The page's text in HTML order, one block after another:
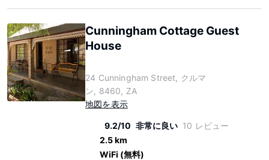
Cunningham Cottage Guest
House
24 Cunningham Street, クルマ
ン, 8460, ZA
地図を表示
9.2/10 非常に良い 10 レビュー
2.5 km
WiFi (無料)